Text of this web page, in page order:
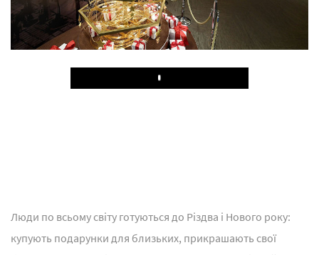
Play
Люди по всьому світу готуються до Різдва і Нового року:
купують подарунки для близьких, прикрашають свої